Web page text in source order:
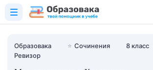
Образовака ⭐ Сочинения
8 класс
Ревизор